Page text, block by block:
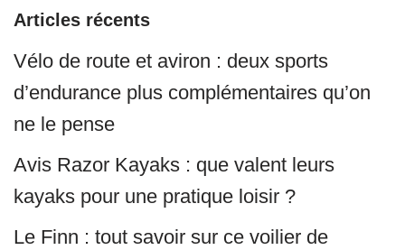
Articles récents
Vélo de route et aviron : deux sports
d’endurance plus complémentaires qu’on
ne le pense
Avis Razor Kayaks : que valent leurs
kayaks pour une pratique loisir ?
Le Finn : tout savoir sur ce voilier de